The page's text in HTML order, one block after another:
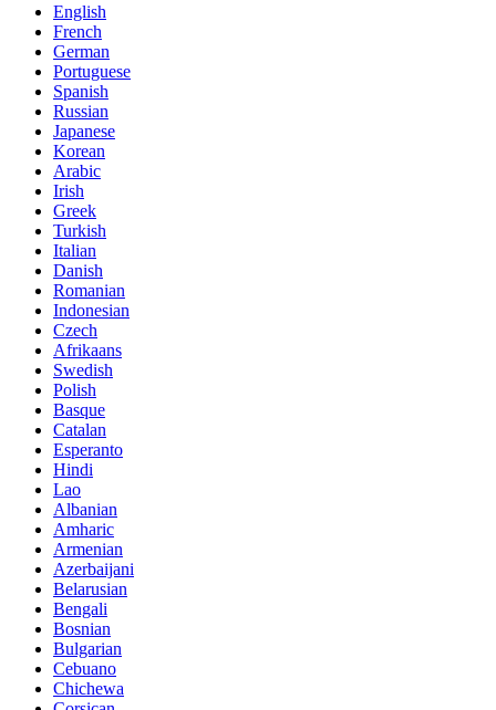
English
French
German
Portuguese
Spanish
Russian
Japanese
Korean
Arabic
Irish
Greek
Turkish
Italian
Danish
Romanian
Indonesian
Czech
Afrikaans
Swedish
Polish
Basque
Catalan
Esperanto
Hindi
Lao
Albanian
Amharic
Armenian
Azerbaijani
Belarusian
Bengali
Bosnian
Bulgarian
Cebuano
Chichewa